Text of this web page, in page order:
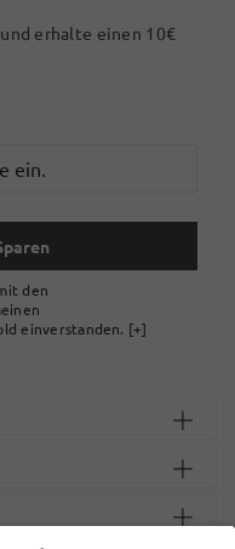
erhalte einen 10€
den
einverstanden. [+]